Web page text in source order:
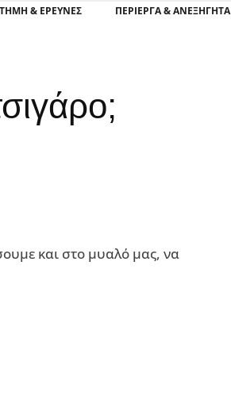
& ΈΡΕΥΝΕΣ ΠΕΡΊΕΡΓΑ & ΑΝΕΞΉΓΗΤΑ
και στο μυαλό μας, να